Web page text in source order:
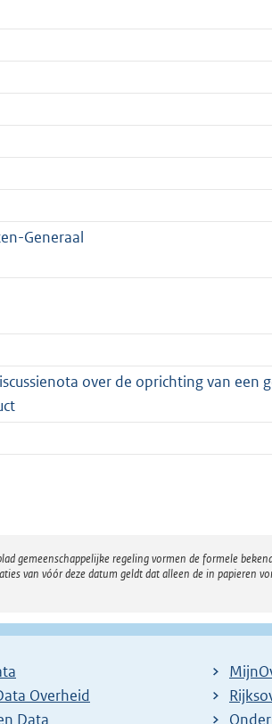
Generaal
over de oprichting van een
gemeenschappelijke regeling vormen de formele
van vóór deze datum geldt dat alleen de in papieren
Overheid
Data
E
x
E